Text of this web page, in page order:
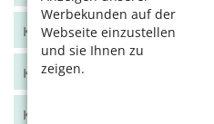
Werbekunden auf der
Webseite einzustellen
und sie Ihnen zu
zeigen.
KölnerLeben April/Mai 2019
KölnerLeben Feb/März 2019
KölnerLeben Dez 18/Jan 19